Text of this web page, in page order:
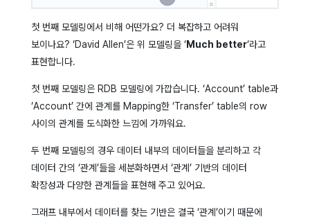
첫 번째 모델링에서 비해 어떤가요? 더 복잡하고 어려워
보이나요? ‘David Allen’은 위 모델링을 ‘Much better‘라고
표현합니다.
첫 번째 모델링은 RDB 모델링에 가깝습니다. ‘Account’ table과
‘Account’ 간에 관계를 Mapping한 ‘Transfer’ table의 row
사이의 관계를 도식화한 느낌에 가까워요.
두 번째 모델링의 경우 데이터 내부의 데이터들을 분리하고 각
데이터 간의 ‘관계’들을 세분화하면서 ‘관계’ 기반의 데이터
확장성과 다양한 관계들을 표현해 주고 있어요.
그래프 내부에서 데이터를 찾는 기반은 결국 ‘관계’이기 때문에